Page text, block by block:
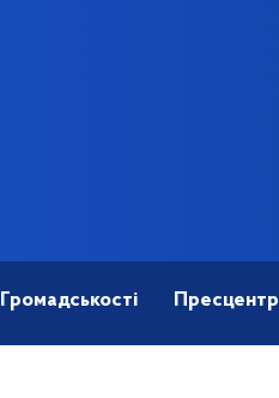
Громадськості Пресцентр